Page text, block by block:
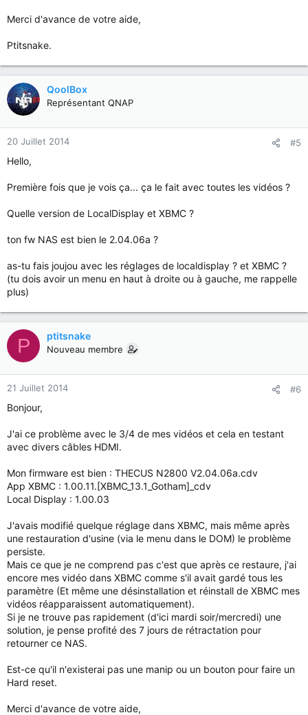
Merci d'avance de votre aide,
Ptitsnake.
QoolBox
Représentant QNAP
20 Juillet 2014 #5
Hello,
Première fois que je vois ça... ça le fait avec toutes les vidéos ?
Quelle version de LocalDisplay et XBMC ?
ton fw NAS est bien le 2.04.06a ?
as-tu fais joujou avec les réglages de localdisplay ? et XBMC ?
(tu dois avoir un menu en haut à droite ou à gauche, me rappelle
plus)
P ptitsnake
Nouveau membre
21 Juillet 2014 #6
Bonjour,
J'ai ce problème avec le 3/4 de mes vidéos et cela en testant
avec divers câbles HDMI.
Mon firmware est bien : THECUS N2800 V2.04.06a.cdv
App XBMC : 1.00.11.[XBMC_13.1_Gotham]_cdv
Local Display : 1.00.03
J'avais modifié quelque réglage dans XBMC, mais même après
une restauration d'usine (via le menu dans le DOM) le problème
persiste.
Mais ce que je ne comprend pas c'est que après ce restaure, j'ai
encore mes vidéo dans XBMC comme s'il avait gardé tous les
paramètre (Et même une désinstallation et réinstall de XBMC mes
vidéos réapparaissent automatiquement).
Si je ne trouve pas rapidement (d'ici mardi soir/mercredi) une
solution, je pense profité des 7 jours de rétractation pour
retourner ce NAS.
Est-ce qu'il n'existerai pas une manip ou un bouton pour faire un
Hard reset.
Merci d'avance de votre aide,